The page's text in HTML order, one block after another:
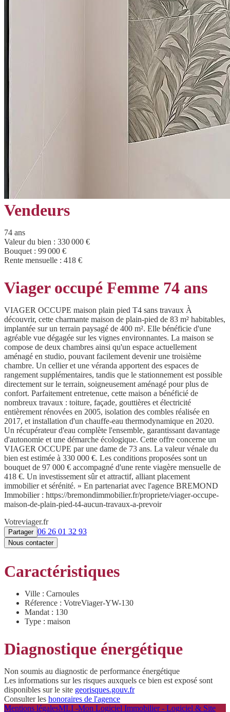
Vendeurs
74 ans
Valeur du bien : 330 000 €
Bouquet : 99 000 €
Rente mensuelle : 418 €
Viager occupé Femme 74 ans
VIAGER OCCUPE maison plain pied T4 sans travaux À
découvrir, cette charmante maison de plain-pied de 83 m² habitables,
implantée sur un terrain paysagé de 400 m². Elle bénéficie d'une
agréable vue dégagée sur les vignes environnantes. La maison se
compose de deux chambres ainsi qu'un espace actuellement
aménagé en studio, pouvant facilement devenir une troisième
chambre. Un cellier et une véranda apportent des espaces de
rangement supplémentaires, tandis que le stationnement est possible
directement sur le terrain, soigneusement aménagé pour plus de
confort. Parfaitement entretenue, cette maison a bénéficié de
nombreux travaux : toiture, façade, gouttières et électricité
entièrement rénovées en 2005, isolation des combles réalisée en
2017, et installation d'un chauffe-eau thermodynamique en 2020.
Un récupérateur d'eau complète l'ensemble, garantissant davantage
d'autonomie et une démarche écologique. Cette offre concerne un
VIAGER OCCUPE par une dame de 73 ans. La valeur vénale du
bien est estimée à 330 000 €. Les conditions proposées sont un
bouquet de 97 000 € accompagné d'une rente viagère mensuelle de
418 €. Un investissement sûr et attractif, alliant placement
immobilier et sérénité. » En partenariat avec l'agence BREMOND
Immobilier : https://bremondimmobilier.fr/propriete/viager-occupe-
maison-de-plain-pied-t4-aucun-travaux-a-prevoir
Votreviager.fr
Partager 06 26 01 32 93
Nous contacter
Caractéristiques
Ville : Carnoules
Réference : VotreViager-YW-130
Mandat : 130
Type : maison
Diagnostique énergétique
Non soumis au diagnostic de performance énergétique
Les informations sur les risques auxquels ce bien est exposé sont
disponibles sur le site georisques.gouv.fr
Consulter les honoraires de l'agence
Mentions légalesMLI -Mon Logiciel Immobilier - Logiciel & Site